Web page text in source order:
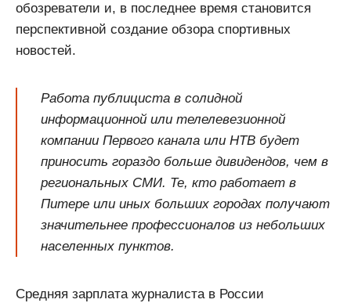
обозреватели и, в последнее время становится
перспективной создание обзора спортивных
новостей.
Работа публициста в солидной
информационной или телелевезионной
компании Первого канала или НТВ будет
приносить гораздо больше дивидендов, чем в
региональных СМИ. Те, кто работает в
Питере или иных больших городах получают
значительнее профессионалов из небольших
населенных пунктов.
Средняя зарплата журналиста в России